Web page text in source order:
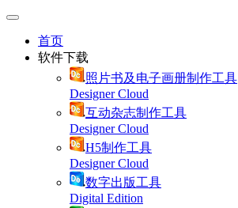
首页
软件下载
照片书及电子画册制作工具
Designer Cloud
互动杂志制作工具
Designer Cloud
H5制作工具
Designer Cloud
数字出版工具
Digital Edition